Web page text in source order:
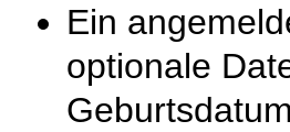
Ein
optionale